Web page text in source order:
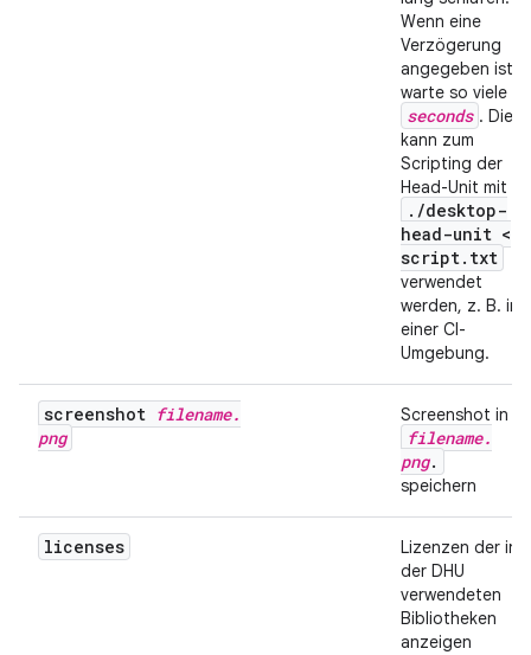
Wenn eine
Verzögerung
angegeben ist,
warte so viele
seconds . Dies
kann zum
Scripting der
Head-Unit mit
. /desktop-
head-unit <
script. txt
verwendet
werden, z. B. in
einer CI-
Umgebung.
screenshot filename.
png
Screenshot in
filename.
png.
speichern
licenses
Lizenzen der in
der DHU
verwendeten
Bibliotheken
anzeigen